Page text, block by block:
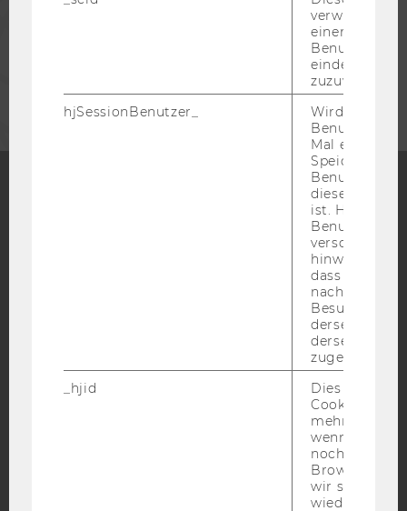
Blog
Bluesky
BARRIEREFREIHEITSERKLÄRUNG WEBSEITE
DATENSCHUTZERKLÄRUNG SOCIAL MEDIA
verwendet,
einem/einer
Benutzer*in
eindeutige ID
zuzuweisen
hjSessionBenutzer_
Wird gesetzt,
Benutzer
Mal eine
Speichert die
Benutzer-ID,
diese Seite
ist. Hotjar
Benutzer
verschiedene
hinweg.Stellt
dass Daten
Besuchen auf
derselben
derselben
zugeordnet
_hjid
Dies ist ein
Cookie, das
mehr setzen,
wenn ein
noch in
Browser hat,
wir seinen